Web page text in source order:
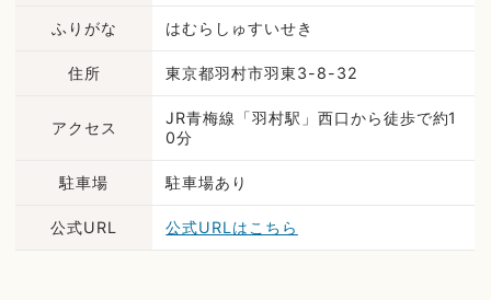
ふりがな はむらしゅすいせき
住所 東京都羽村市羽東3-8-32
アクセス
JR青梅線「羽村駅」西口から徒歩で約1
0分
駐車場 駐車場あり
公式URL 公式URLはこちら